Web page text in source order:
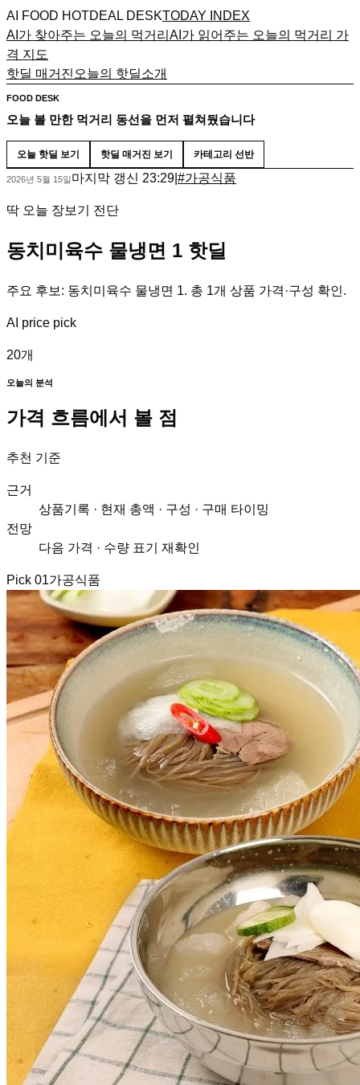
AI FOOD HOTDEAL DESKTODAY INDEX
AI가 찾아주는 오늘의 먹거리 AI가 읽어주는 오늘의 먹거리 가
격 지도
핫딜 매거진 오늘의 핫딜소개
FOOD DESK
오늘 볼 만한 먹거리 동선을 먼저 펼쳐뒀습니다
오늘 핫딜 보기 핫딜 매거진 보기 카테고리 선반
2026년 5월 15일 마지막 갱신 23:29 #가공식품
딱 오늘 장보기 전단
동치미육수 물냉면 1 핫딜
주요 후보: 동치미육수 물냉면 1. 총 1개 상품 가격·구성 확인.
AI price pick
20개
오늘의 분석
가격 흐름에서 볼 점
추천 기준
근거
상품기록 · 현재 총액 · 구성 · 구매 타이밍
전망
다음 가격 · 수량 표기 재확인
Pick 01가공식품